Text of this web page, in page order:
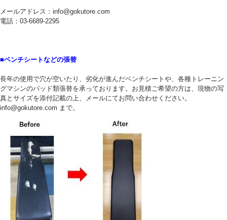
メールアドレス：info@gokutore.com
電話：03-6689-2295
■ベンチシートなどの張替
長年の使用で穴が空いたり、劣化が進んだベンチシートや、各種トレーニン
グマシンのパッド類張替を承っております。お見積ご希望の方は、現物の写
真とサイズを添付記載の上、メールにてお問い合わせください。
info@gokutore.com まで。